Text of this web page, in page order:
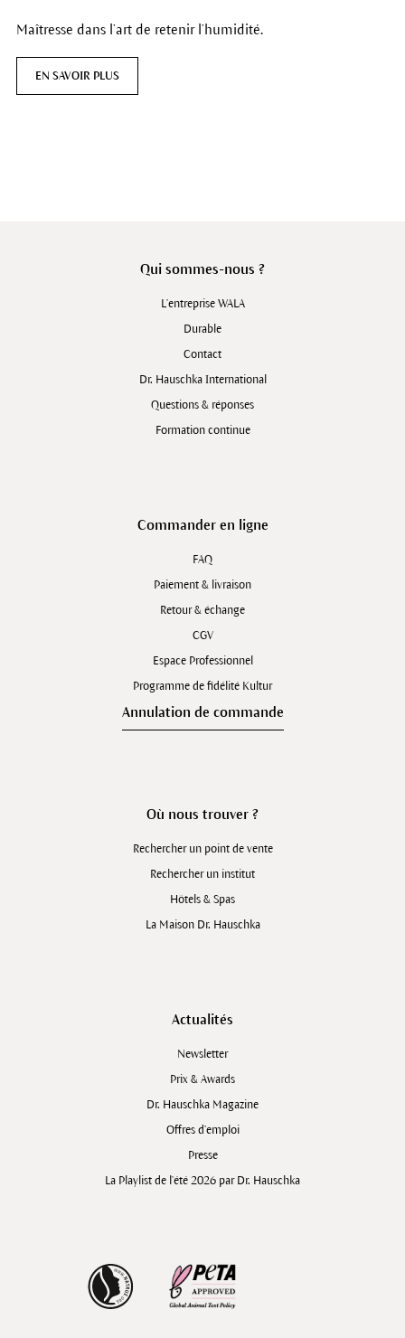
Maîtresse dans l’art de retenir l’humidité.
EN SAVOIR PLUS
Qui sommes-nous ?
L'entreprise WALA
Durable
Contact
Dr. Hauschka International
Questions & réponses
Formation continue
Commander en ligne
FAQ
Paiement & livraison
Retour & échange
CGV
Espace Professionnel
Programme de fidélité Kultur
Annulation de commande
Où nous trouver ?
Rechercher un point de vente
Rechercher un institut
Hôtels & Spas
La Maison Dr. Hauschka
Actualités
Newsletter
Prix & Awards
Dr. Hauschka Magazine
Offres d’emploi
Presse
La Playlist de l'été 2026 par Dr. Hauschka